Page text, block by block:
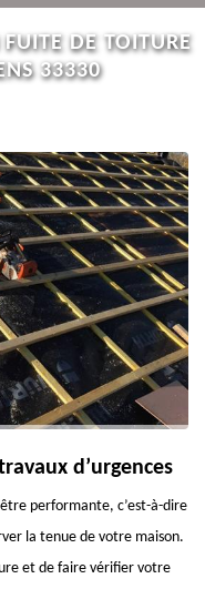
DE TOITURE
33330
d’urgences
performante, c’est-à-dire
la tenue de votre maison.
et de faire vérifier votre